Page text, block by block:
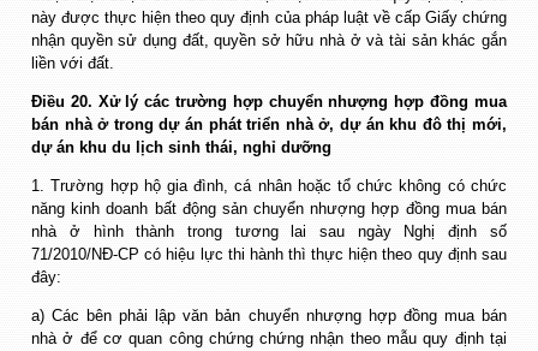
này được thực hiện theo quy định của pháp luật về cấp Giấy chứng
nhận quyền sử dụng đất, quyền sở hữu nhà ở và tài sản khác gắn
liền với đất.
Điều 20. Xử lý các trường hợp chuyển nhượng hợp đồng mua
bán nhà ở trong dự án phát triển nhà ở, dự án khu đô thị mới,
dự án khu du lịch sinh thái, nghỉ dưỡng
1. Trường hợp hộ gia đình, cá nhân hoặc tổ chức không có chức
năng kinh doanh bất động sản chuyển nhượng hợp đồng mua bán
nhà ở hình thành trong tương lai sau ngày Nghị định số
71/2010/NĐ-CP có hiệu lực thi hành thì thực hiện theo quy định sau
đây:
a) Các bên phải lập văn bản chuyển nhượng hợp đồng mua bán
nhà ở để cơ quan công chứng chứng nhận theo mẫu quy định tại